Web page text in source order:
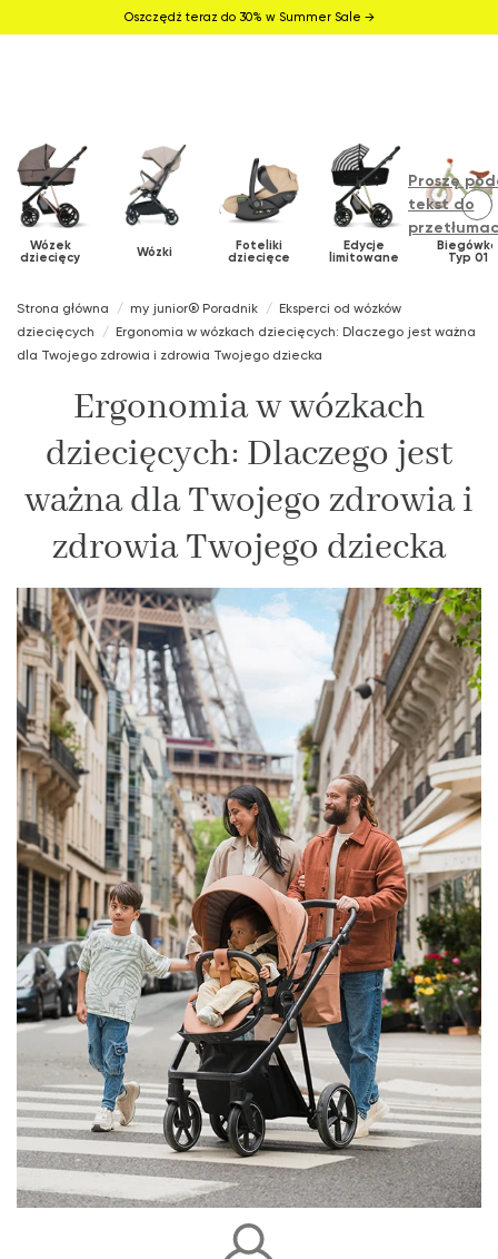
Oszczędź teraz do 30% w Summer Sale →
Wózek
dziecięcy Wózki Foteliki
dziecięce
Edycje
limitowane
Biegówka
Typ 01
Proszę
tekst do
Strona główna my junior® Poradnik
Eksperci od wózków
dziecięcych
Ergonomia w wózkach dziecięcych: Dlaczego jest ważna
dla Twojego zdrowia i zdrowia Twojego dziecka
Ergonomia w wózkach
dziecięcych: Dlaczego jest
ważna dla Twojego zdrowia i
zdrowia Twojego dziecka